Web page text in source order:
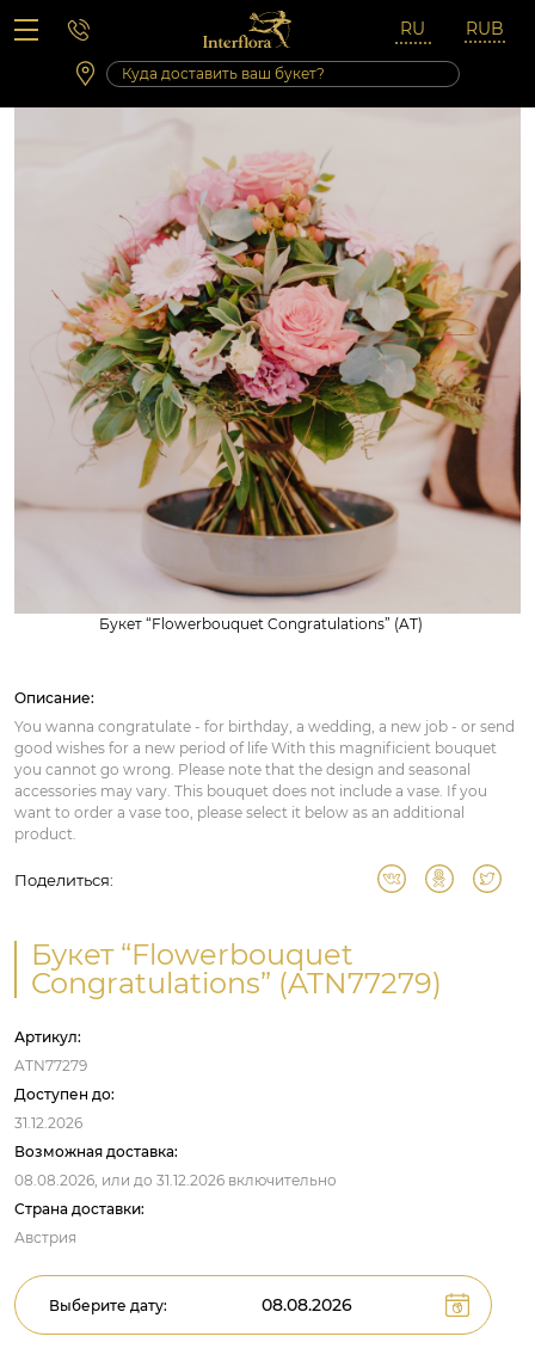
Вопросы-ответы
Сб 10:00 ‐ 14:00
Выходные и праздничные дни
Букет “Flowerbouquet Congratulations” (AT)
Описание:
You wanna congratulate - for birthday, a wedding, a new job - or send
good wishes for a new period of life With this magnificient bouquet
you cannot go wrong. Please note that the design and seasonal
accessories may vary. This bouquet does not include a vase. If you
want to order a vase too, please select it below as an additional
product.
Поделиться:
Букет “Flowerbouquet
Congratulations” (ATN77279)
Артикул:
ATN77279
Доступен до:
31.12.2026
Возможная доставка:
08.08.2026, или до 31.12.2026 включительно
Страна доставки:
Австрия
Выберите дату: